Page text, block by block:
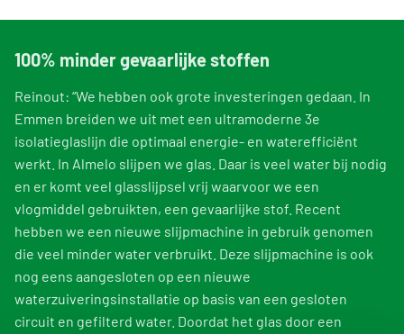
100% minder gevaarlijke stoffen
Reinout: “We hebben ook grote investeringen gedaan. In
Emmen breiden we uit met een ultramoderne 3e
isolatieglaslijn die optimaal energie- en waterefficiënt
werkt. In Almelo slijpen we glas. Daar is veel water bij nodig
en er komt veel glasslijpsel vrij waarvoor we een
vlogmiddel gebruikten, een gevaarlijke stof. Recent
hebben we een nieuwe slijpmachine in gebruik genomen
die veel minder water verbruikt. Deze slijpmachine is ook
nog eens aangesloten op een nieuwe
waterzuiveringsinstallatie op basis van een gesloten
circuit en gefilterd water. Doordat het glas door een